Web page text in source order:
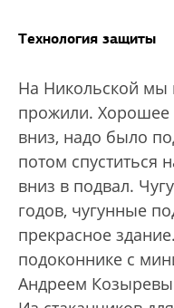
Технология защиты
На Никольской мы
прожили. Хорошее
вниз, надо было
потом спуститься
вниз в подвал.
годов, чугунные
прекрасное
подоконнике с
Андреем